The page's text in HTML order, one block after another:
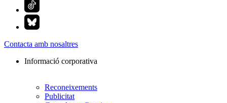
Contacta amb nosaltres
Informació corporativa
Reconeixements
Publicitat